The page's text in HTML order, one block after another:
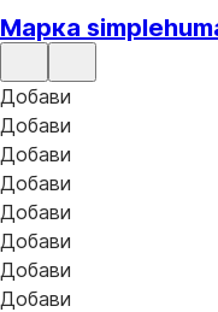
Марка
Добави
Добави
Добави
Добави
Добави
Добави
Добави
Добави